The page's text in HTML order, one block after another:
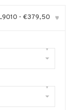
- €379,50 ▾
▾
▾